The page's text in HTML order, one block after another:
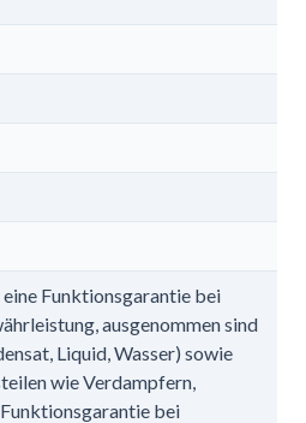
Funktionsgarantie bei
ausgenommen sind
Liquid, Wasser) sowie
wie Verdampfern,
bei